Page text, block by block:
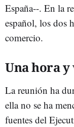
España--. En la
español, los dos
comercio.
Una hora
La reunión ha
ella no se ha
fuentes del